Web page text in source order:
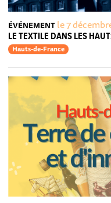
ÉVÉNEMENT le 7
LE TEXTILE DANS LES
Hauts-de-France